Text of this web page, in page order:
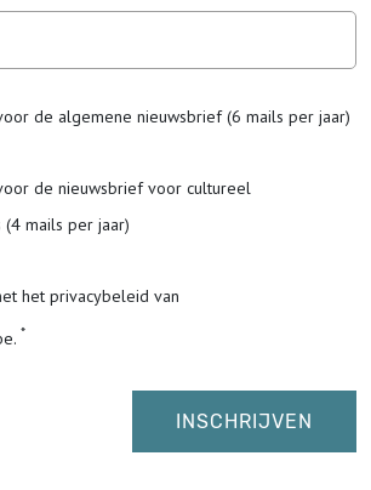
de algemene nieuwsbrief (6 mails per jaar)
de nieuwsbrief voor cultureel
mails per jaar)
het privacybeleid van